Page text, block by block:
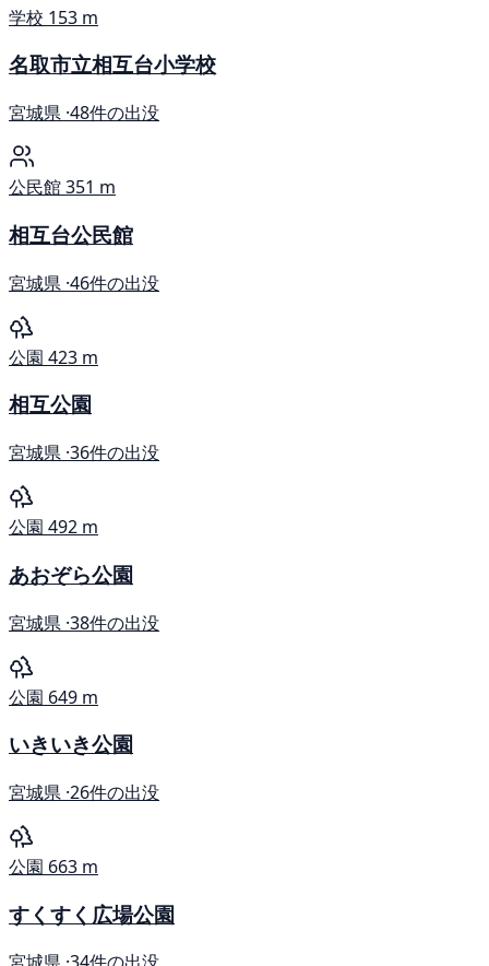
学校 153 m
名取市立相互台小学校
宮城県 ·48件の出没
公民館351 m
相互台公民館
宮城県 ·46件の出没
公園 423 m
相互公園
宮城県 ·36件の出没
公園 492 m
あおぞら公園
宮城県 ·38件の出没
公園 649 m
いきいき公園
宮城県 ·26件の出没
公園 663 m
すくすく広場公園